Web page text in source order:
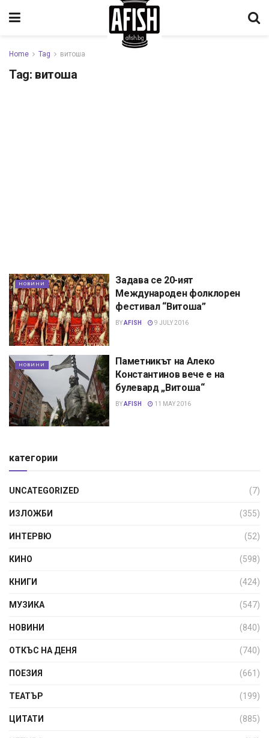
Home Tag витоша
Tag: витоша
НОВИНИ
Задава се 20-ият
Международен фолклорен
фестивал “Витоша”
BYAFISH 9 JULY 2016
НОВИНИ
Паметникът на Алеко
Константинов вече е на
булевард „Витоша“
BYAFISH 11 MAY 2016
категории
UNCATEGORIZED (7)
ИЗЛОЖБИ (355)
ИНТЕРВЮ (52)
КИНО (598)
КНИГИ (424)
МУЗИКА (547)
НОВИНИ (840)
ОТКЪС НА ДЕНЯ (740)
ПОЕЗИЯ (661)
ТЕАТЪР (199)
ЦИТАТИ (885)